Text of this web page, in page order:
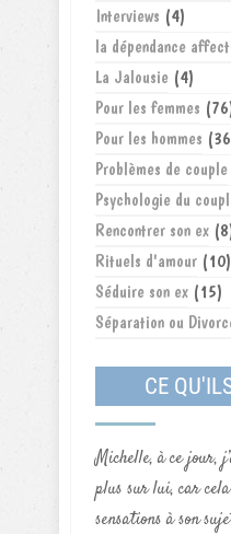
Interviews (4)
la dépendance
La Jalousie (4)
Pour les femmes
Pour les hommes
Problèmes de couple
Psychologie du
Rencontrer son ex
Rituels d'amour (10)
Séduire son ex (15)
Séparation ou
CE
Michelle, à ce jour,
plus sur lui, car
sensations à son